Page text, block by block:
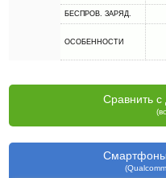
БЕСПРОВ. ЗАРЯД.
ОСОБЕННОСТИ
Сравнить с
Смартфоны